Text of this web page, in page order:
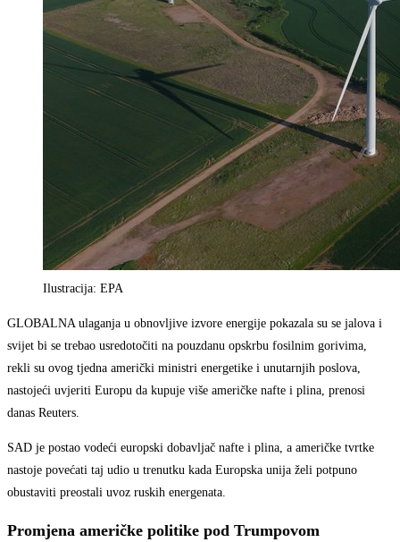
Ilustracija: EPA
GLOBALNA ulaganja u obnovljive izvore energije pokazala su se jalova i
svijet bi se trebao usredotočiti na pouzdanu opskrbu fosilnim gorivima,
rekli su ovog tjedna američki ministri energetike i unutarnjih poslova,
nastojeći uvjeriti Europu da kupuje više američke nafte i plina, prenosi
danas Reuters.
SAD je postao vodeći europski dobavljač nafte i plina, a američke tvrtke
nastoje povećati taj udio u trenutku kada Europska unija želi potpuno
obustaviti preostali uvoz ruskih energenata.
Promjena američke politike pod Trumpovom